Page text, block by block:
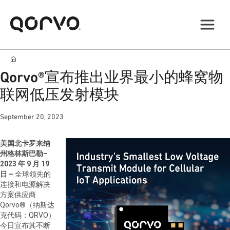
Qorvo®宣布推出业界最小的蜂窝物
联网低压发射模块
September 20, 2023
美国北卡罗来纳
州格林斯巴勒–
2023 年 9 月 19
日 – 全球领先的
连接和电源解决
方案供应商
Qorvo®（纳斯达
克代码：QRVO）
今日宣布其不断